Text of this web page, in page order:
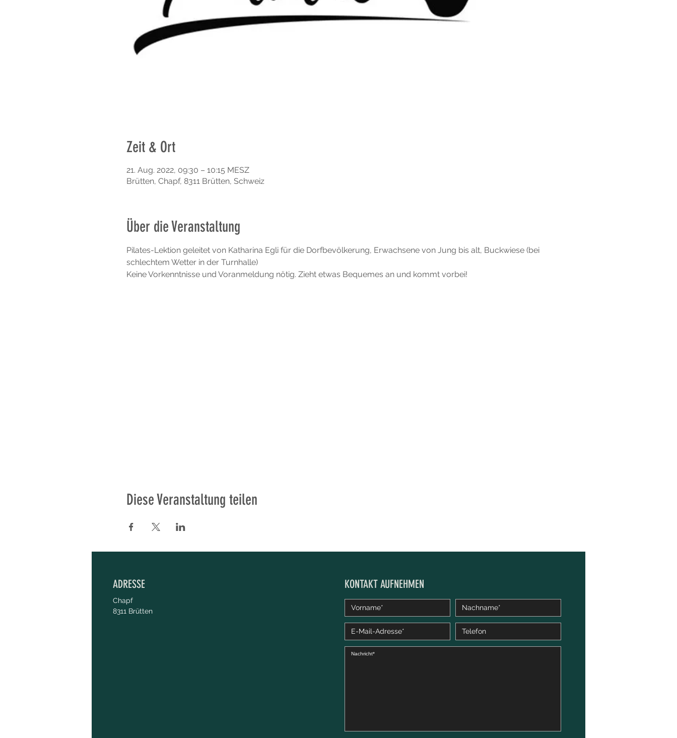
Zeit & Ort
21. Aug. 2022, 09:30 – 10:15 MESZ
Brütten, Chapf, 8311 Brütten, Schweiz
Über die Veranstaltung
Pilates-Lektion geleitet von Katharina Egli für die Dorfbevölkerung, Erwachsene von Jung bis alt, Buckwiese (bei
schlechtem Wetter in der Turnhalle)
Keine Vorkenntnisse und Voranmeldung nötig. Zieht etwas Bequemes an und kommt vorbei!
Diese Veranstaltung teilen
ADRESSE
Chapf
8311 Brütten
KONTAKT AUFNEHMEN